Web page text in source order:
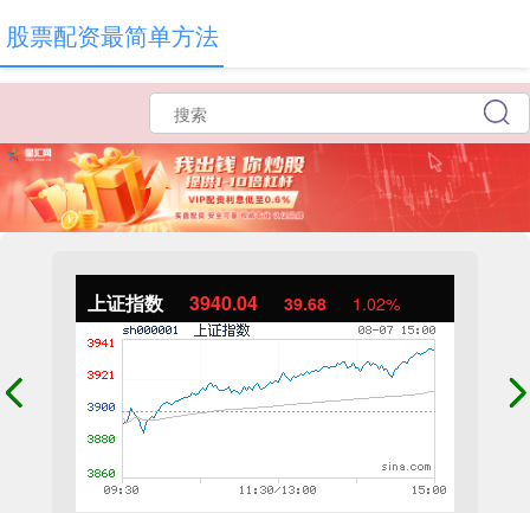
上证指数 3940.04 39.68 1.02%
股票配资最简单方法